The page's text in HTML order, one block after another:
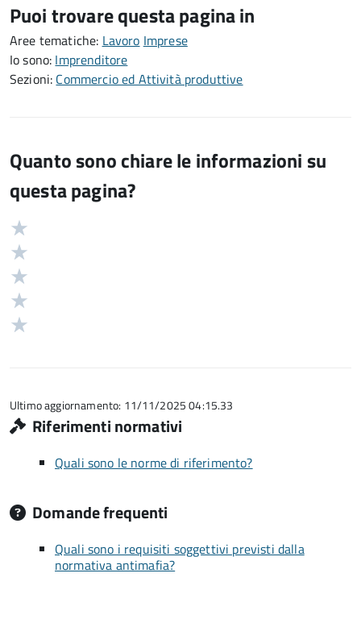
Puoi trovare questa pagina in
Aree tematiche: Lavoro Imprese
Io sono: Imprenditore
Sezioni: Commercio ed Attività produttive
Quanto sono chiare le informazioni su
questa pagina?
Valutazione
5
Ultimo aggiornamento: 11/11/2025 04:15.33
Riferimenti normativi
Quali sono le norme di riferimento?
Domande frequenti
Quali sono i requisiti soggettivi previsti dalla
normativa antimafia?